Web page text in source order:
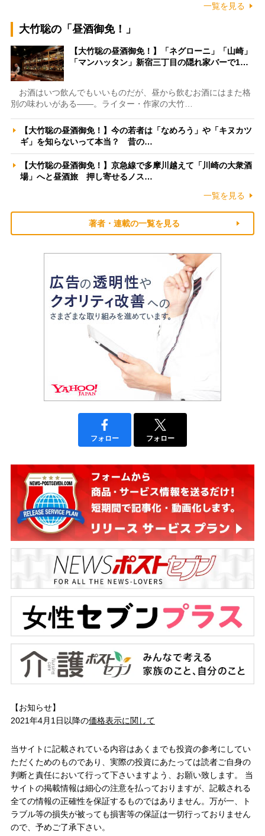
一覧を見る
大竹聡の「昼酒御免！」
【大竹聡の昼酒御免！】「ネグローニ」「山崎」
「マンハッタン」新宿三丁目の隠れ家バーで1…
お酒はいつ飲んでもいいものだが、昼から飲むお酒にはまた格
別の味わいがある――。ライター・作家の大竹…
【大竹聡の昼酒御免！】今の若者は「なめろう」や「キヌカツ
ギ」を知らないって本当？ 昔の…
【大竹聡の昼酒御免！】京急線で多摩川越えて「川崎の大衆酒
場」へと昼酒旅 押し寄せるノス…
一覧を見る
著者・連載の一覧を見る
フォロー フォロー
【お知らせ】
2021年4月1日以降の価格表示に関して
当サイトに記載されている内容はあくまでも投資の参考にしてい
ただくためのものであり、実際の投資にあたっては読者ご自身の
判断と責任において行って下さいますよう、お願い致します。 当
サイトの掲載情報は細心の注意を払っておりますが、記載される
全ての情報の正確性を保証するものではありません。万が一、ト
ラブル等の損失が被っても損害等の保証は一切行っておりません
ので、予めご了承下さい。